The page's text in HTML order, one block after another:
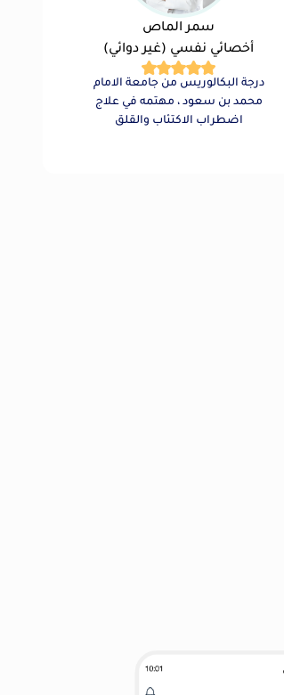
سمر الماص
أخصائي نفسي (غير دوائي)
درجة البكالوريس من جامعة الامام
محمد بن سعود ، مهتمه في علاج
اضطراب الاكتئاب والقلق